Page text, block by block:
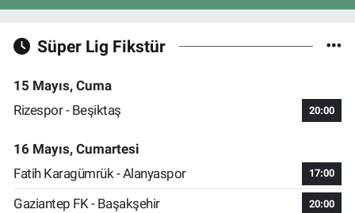
Süper Lig Fikstür
15 Mayıs, Cuma
Rizespor - Beşiktaş
20:00
16 Mayıs, Cumartesi
Fatih Karagümrük - Alanyaspor
17:00
Gaziantep FK - Başakşehir 20:00